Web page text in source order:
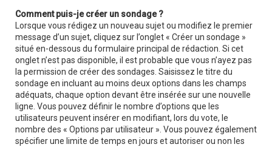
Comment puis-je créer un sondage ?
Lorsque vous rédigez un nouveau sujet ou modifiez le premier
message d’un sujet, cliquez sur l’onglet « Créer un sondage »
situé en-dessous du formulaire principal de rédaction. Si cet
onglet n’est pas disponible, il est probable que vous n’ayez pas
la permission de créer des sondages. Saisissez le titre du
sondage en incluant au moins deux options dans les champs
adéquats, chaque option devant être insérée sur une nouvelle
ligne. Vous pouvez définir le nombre d’options que les
utilisateurs peuvent insérer en modifiant, lors du vote, le
nombre des « Options par utilisateur ». Vous pouvez également
spécifier une limite de temps en jours et autoriser ou non les